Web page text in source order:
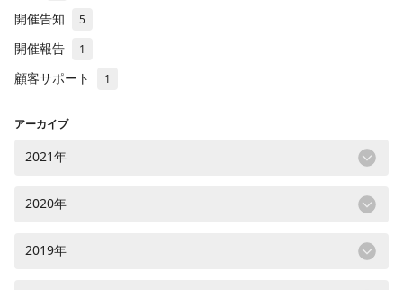
開催告知 5
開催報告 1
顧客サポート 1
アーカイブ
2021年
2020年
2019年